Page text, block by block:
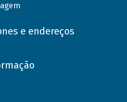
e endereços